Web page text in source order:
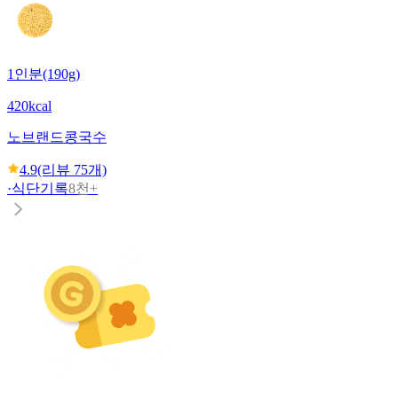
1인분(190g)
420kcal
노브랜드콩국수
4.9(리뷰 75개)
·식단기록8천+